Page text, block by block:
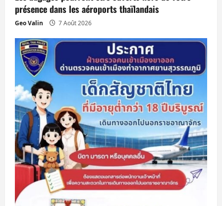
c
l
e
présence dans les aéroports thaïlandais
Geo Valin 7 Août 2026